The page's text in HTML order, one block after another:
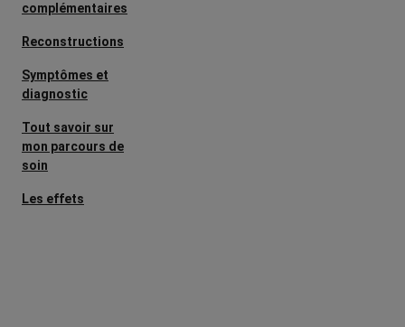
complémentaires
Reconstructions
Symptômes et
diagnostic
Tout savoir sur
mon parcours de
soin
Les effets